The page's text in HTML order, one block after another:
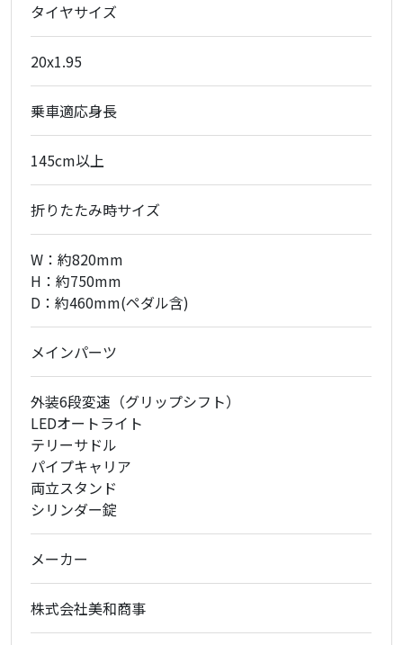
タイヤサイズ
20x1.95
乗車適応身長
145cm以上
折りたたみ時サイズ
W：約820mm
H：約750mm
D：約460mm(ペダル含)
メインパーツ
外装6段変速（グリップシフト）
LEDオートライト
テリーサドル
パイプキャリア
両立スタンド
シリンダー錠
メーカー
株式会社美和商事